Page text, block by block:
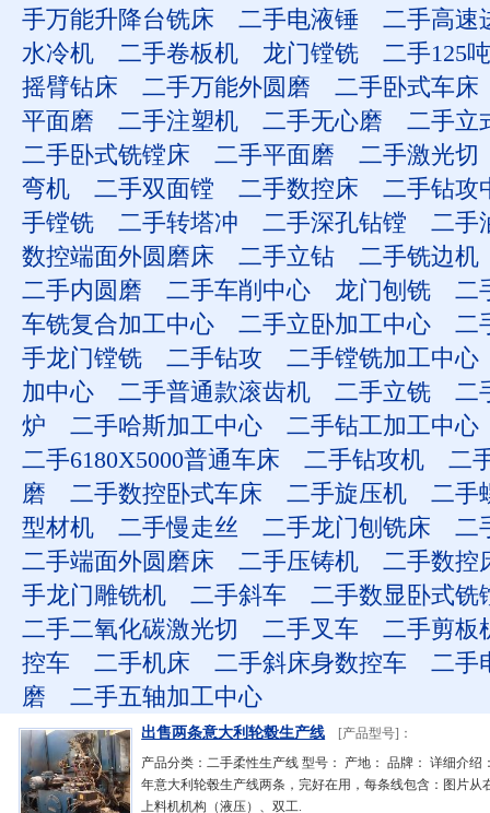
手万能升降台铣床
二手电液锤
二手高速
水冷机
二手卷板机 龙门镗铣
二手125
摇臂钻床
二手万能外圆磨
二手卧式车床
平面磨
二手注塑机 二手无心磨
二手立
二手卧式铣镗床
二手平面磨
二手激光切
弯机
二手双面镗 二手数控床
二手钻攻
手镗铣
二手转塔冲 二手深孔钻镗
二手
数控端面外圆磨床
二手立钻
二手铣边机
二手内圆磨
二手车削中心 龙门刨铣
二
车铣复合加工中心
二手立卧加工中心
二
手龙门镗铣
二手钻攻
二手镗铣加工中心
加中心
二手普通款滚齿机 二手立铣
二
炉
二手哈斯加工中心
二手钻工加工中心
二手6180X5000普通车床
二手钻攻机
二
磨
二手数控卧式车床 二手旋压机
二手
型材机
二手慢走丝 二手龙门刨铣床
二
二手端面外圆磨床
二手压铸机
二手数控
手龙门雕铣机
二手斜车
二手数显卧式铣
二手二氧化碳激光切
二手叉车
二手剪板
控车
二手机床 二手斜床身数控车
二手
磨
二手五轴加工中心
出售两条意大利轮毂生产线
[产品型号]：
产品分类：二手柔性生产线 型号： 产地： 品牌： 详细介绍
年意大利轮毂生产线两条，完好在用，每条线包含：图片从
上料机机构（液压）、双工.